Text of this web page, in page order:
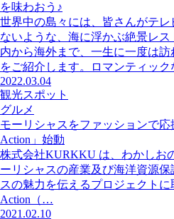
を味わおう♪
世界中の島々には、皆さんがテ
ないような、海に浮かぶ絶景レ
内から海外まで、一生に一度は
をご紹介します。ロマンティッ
2022.03.04
観光スポット
グルメ
モーリシャスをファッションで応
Action」始動
株式会社KURKKU は、わかしお
ーリシャスの産業及び海洋資源
スの魅力を伝えるプロジェクトに
Action（…
2021.02.10